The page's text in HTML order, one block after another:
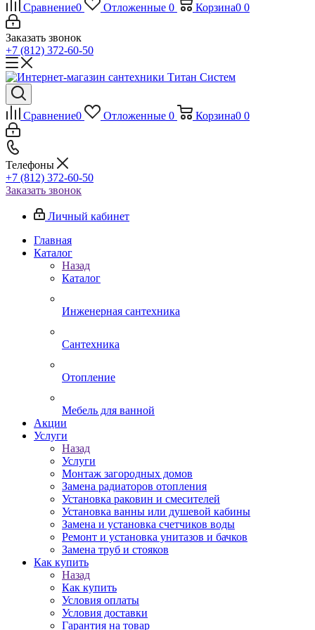
Сравнение0 Отложенные 0 Корзина0 0
Заказать звонок
+7 (812) 372-60-50
Сравнение0 Отложенные 0 Корзина0 0
Телефоны
+7 (812) 372-60-50
Заказать звонок
Личный кабинет
Главная
Каталог
Назад
Каталог
Инженерная сантехника
Сантехника
Отопление
Мебель для ванной
Акции
Услуги
Назад
Услуги
Монтаж загородных домов
Замена радиаторов отопления
Установка раковин и смесителей
Установка ванны или душевой кабины
Замена и установка счетчиков воды
Ремонт и установка унитазов и бачков
Замена труб и стояков
Как купить
Назад
Как купить
Условия оплаты
Условия доставки
Гарантия на товар